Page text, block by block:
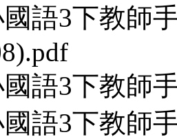
國語3下教師
語3下教師
語3下教師